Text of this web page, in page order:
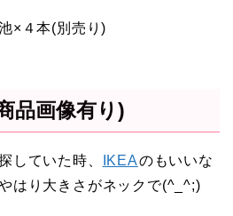
×４本(別売り)
品画像有り)
していた時、 IKEAのもいいな
はり大きさがネックで(^_^;)